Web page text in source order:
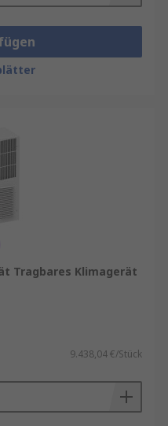
Tragbares Klimagerät
9.438,04 €/Stück